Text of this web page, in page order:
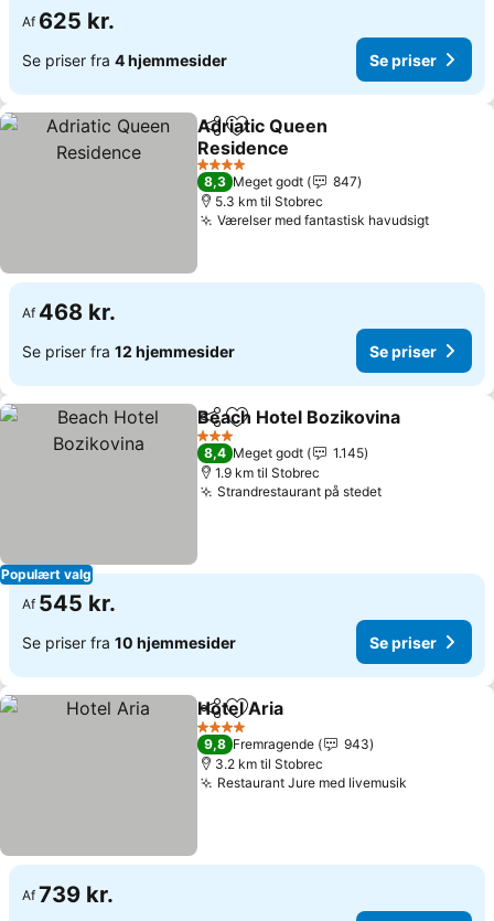
Af 625 kr.
Se priser fra 4 hjemmesider Se priser
Del Føj til favoritter
Adriatic Queen
Residence
4 Stjerner
8,3 Meget godt
847
5.3 km til Stobrec
Værelser med fantastisk havudsigt
Af 468 kr.
Se priser fra 12 hjemmesider Se priser
Populært valg
Del Føj til favoritter
Beach Hotel Bozikovina
3 Stjerner
8,4 Meget godt
1.145
1.9 km til Stobrec
Strandrestaurant på stedet
Af 545 kr.
Se priser fra 10 hjemmesider Se priser
Del Føj til favoritter
Hotel Aria
4 Stjerner
9,8 Fremragende
943
3.2 km til Stobrec
Restaurant Jure med livemusik
Af 739 kr.